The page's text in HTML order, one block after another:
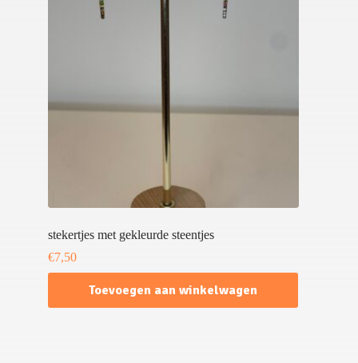
stekertjes met gekleurde steentjes
€7,50
Toevoegen aan winkelwagen